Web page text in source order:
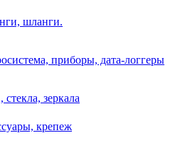
шланги.
приборы, дата-логгеры
стекла, зеркала
крепеж